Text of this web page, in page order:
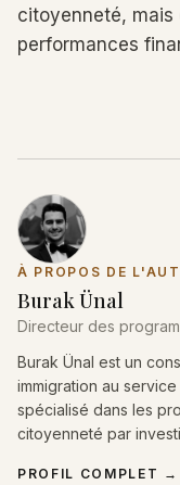
citoyenneté, mais
performances
À PROPOS DE
Burak Ünal
Directeur des
Burak Ünal est un
immigration au
spécialisé dans les
citoyenneté par
PROFIL COMPLET →